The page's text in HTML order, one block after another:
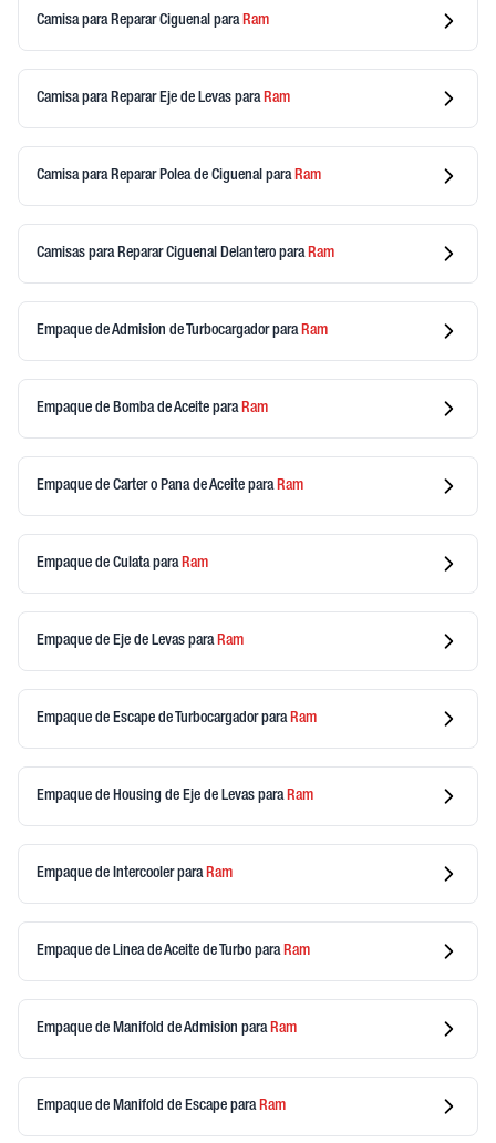
Camisa para Reparar Ciguenal para Ram
Camisa para Reparar Eje de Levas para Ram
Camisa para Reparar Polea de Ciguenal para Ram
Camisas para Reparar Ciguenal Delantero para Ram
Empaque de Admision de Turbocargadorpara Ram
Empaque de Bomba de Aceite para Ram
Empaque de Carter o Pana de Aceite para Ram
Empaque de Culatapara Ram
Empaque de Eje de Levas para Ram
Empaque de Escape de Turbocargadorpara Ram
Empaque de Housing de Eje de Levas para Ram
Empaque de Intercoolerpara Ram
Empaque de Linea de Aceite de Turbo para Ram
Empaque de Manifold de Admision para Ram
Empaque de Manifold de Escape para Ram